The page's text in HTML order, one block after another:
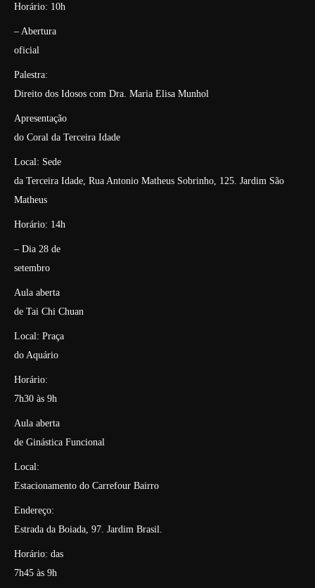
Horário: 10h
– Abertura
oficial
Palestra:
Direito dos Idosos com Dra. Maria Elisa Munhol
Apresentação
do Coral da Terceira Idade
Local: Sede
da Terceira Idade, Rua Antonio Matheus Sobrinho, 125. Jardim São
Matheus
Horário: 14h
– Dia 28 de
setembro
Aula aberta
de Tai Chi Chuan
Local: Praça
do Aquário
Horário:
7h30 às 9h
Aula aberta
de Ginástica Funcional
Local:
Estacionamento do Carrefour Bairro
Endereço:
Estrada da Boiada, 97. Jardim Brasil.
Horário: das
7h45 às 9h